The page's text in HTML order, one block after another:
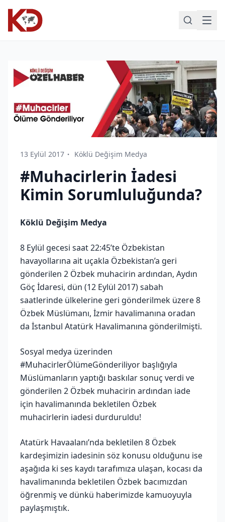
13 Eylül 2017 Köklü Değişim Medya
#Muhacirlerin İadesi
Kimin Sorumluluğunda?
Köklü Değişim Medya
8 Eylül gecesi saat 22:45’te Özbekistan
havayollarına ait uçakla Özbekistan’a geri
gönderilen 2 Özbek muhacirin ardından, Aydın
Göç İdaresi, dün (12 Eylül 2017) sabah
saatlerinde ülkelerine geri gönderilmek üzere 8
Özbek Müslümanı, İzmir havalimanına oradan
da İstanbul Atatürk Havalimanına gönderilmişti.
Sosyal medya üzerinden
#MuhacirlerÖlümeGönderiliyor başlığıyla
Müslümanların yaptığı baskılar sonuç verdi ve
gönderilen 2 Özbek muhacirin ardından iade
için havalimanında bekletilen Özbek
muhacirlerin iadesi durduruldu!
Atatürk Havaalanı’nda bekletilen 8 Özbek
kardeşimizin iadesinin söz konusu olduğunu ise
aşağıda ki ses kaydı tarafımıza ulaşan, kocası da
havalimanında bekletilen Özbek bacımızdan
öğrenmiş ve dünkü haberimizde kamuoyuyla
paylaşmıştık.